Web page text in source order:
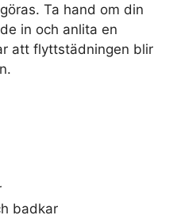
Ta hand om din
in och anlita en
att flyttstädningen blir
badkar